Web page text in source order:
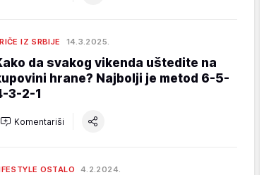
IZ SRBIJE 14.3.2025.
da svakog vikenda uštedite na
hrane? Najbolji je metod 6-5-
3-2-1
Komentariši
OSTALO 4.2.2024.